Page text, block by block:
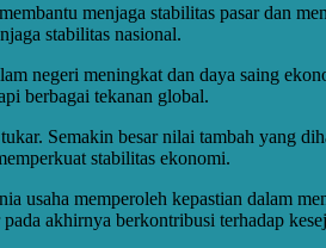
menjaga stabilitas pasar dan
stabilitas nasional.
negeri meningkat dan daya saing
berbagai tekanan global.
Semakin besar nilai tambah yang
stabilitas ekonomi.
usaha memperoleh kepastian dalam
akhirnya berkontribusi terhadap